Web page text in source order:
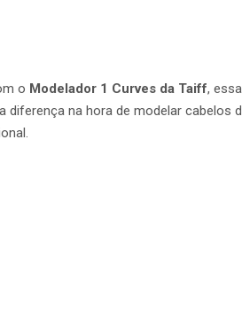
o Modelador 1 Curves da Taiff,
na hora de modelar cabelos